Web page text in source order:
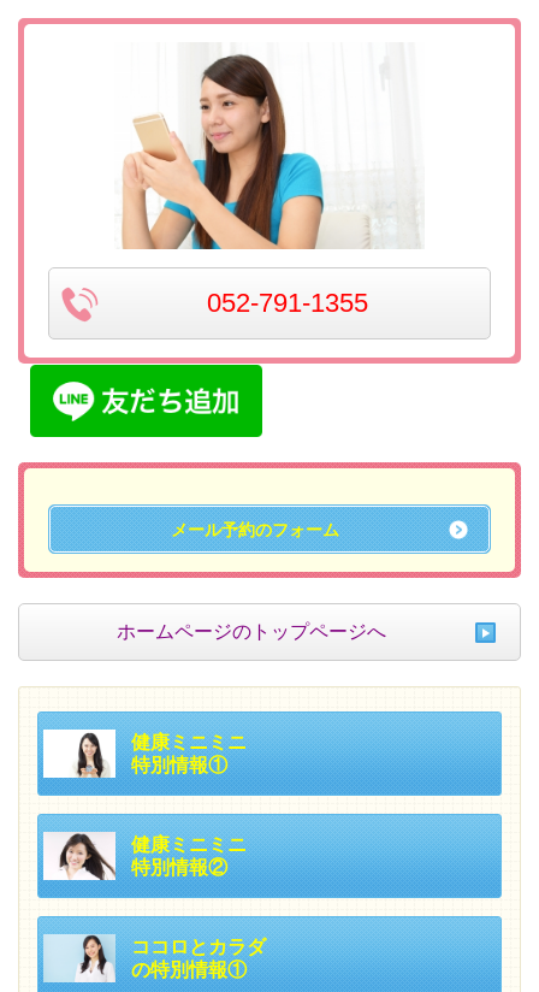
052-791-1355
メール予約のフォーム
ホームページのトップページへ
健康ミニミニ
特別情報①
健康ミニミニ
特別情報②
ココロとカラダ
の特別情報①